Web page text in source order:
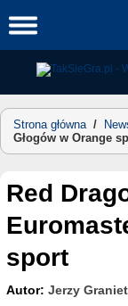
to
Strona główna/
Głogów w Orange
Red Dragons Pniewy –
sport
Autor: Jerzy